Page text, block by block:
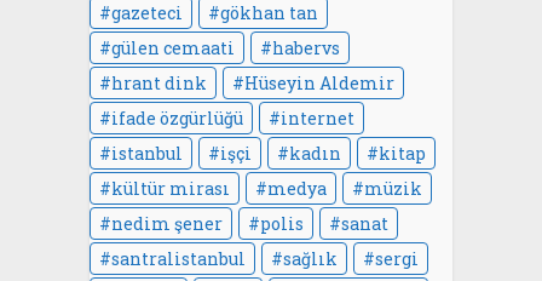
gazeteci
gökhan tan
gülen cemaati
habervs
hrant dink
Hüseyin Aldemir
ifade özgürlüğü
internet
istanbul
işçi kadın
kitap
kültür mirası
medya
müzik
nedim şener
polis
sanat
santralistanbul
sağlık
sergi